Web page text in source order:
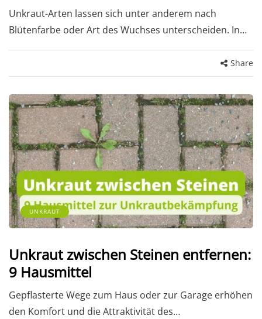
Unkraut-Arten lassen sich unter anderem nach
Blütenfarbe oder Art des Wuchses unterscheiden. In…
Share
UNKRAUT
Unkraut zwischen Steinen entfernen:
9 Hausmittel
Gepflasterte Wege zum Haus oder zur Garage erhöhen
den Komfort und die Attraktivität des…